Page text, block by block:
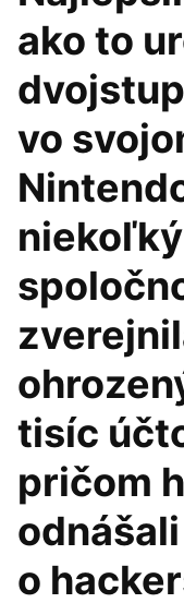
ako to
vo
tisíc
pričom
o